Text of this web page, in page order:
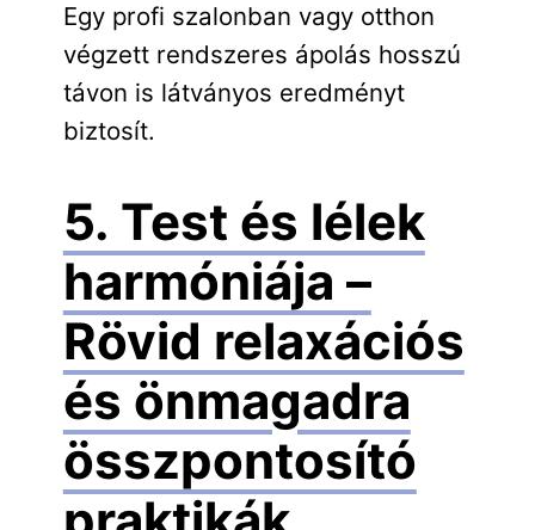
Egy profi szalonban vagy otthon
végzett rendszeres ápolás hosszú
távon is látványos eredményt
biztosít.
5. Test és lélek
harmóniája –
Rövid relaxációs
és önmagadra
összpontosító